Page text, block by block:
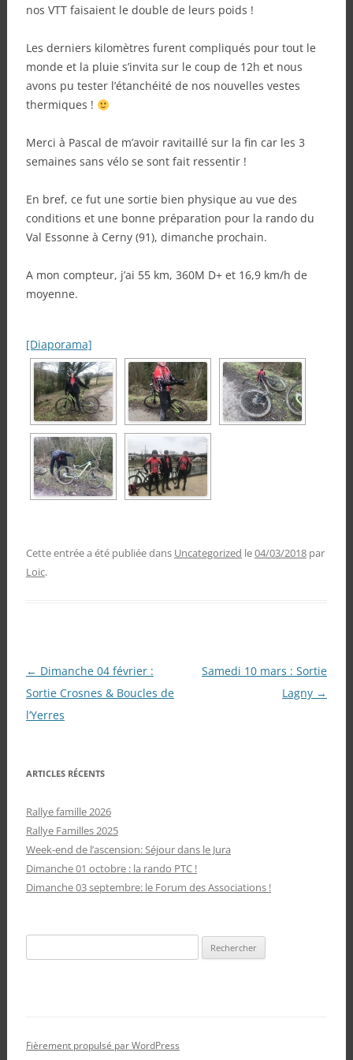
nos VTT faisaient le double de leurs poids !
Les derniers kilomètres furent compliqués pour tout le
monde et la pluie s’invita sur le coup de 12h et nous
avons pu tester l’étanchéité de nos nouvelles vestes
thermiques !
Merci à Pascal de m’avoir ravitaillé sur la fin car les 3
semaines sans vélo se sont fait ressentir !
En bref, ce fut une sortie bien physique au vue des
conditions et une bonne préparation pour la rando du
Val Essonne à Cerny (91), dimanche prochain.
A mon compteur, j’ai 55 km, 360M D+ et 16,9 km/h de
moyenne.
[Diaporama]
Cette entrée a été publiée dans Uncategorized le04/03/2018 par
Loic.
Navigation
des
articles
← Dimanche 04 février :
Sortie Crosnes & Boucles de
l’Yerres
Samedi 10 mars : Sortie
Lagny →
ARTICLES RÉCENTS
Rallye famille 2026
Rallye Familles 2025
Week-end de l’ascension: Séjour dans le Jura
Dimanche 01 octobre : la rando PTC !
Dimanche 03 septembre: le Forum des Associations !
Fièrement propulsé par WordPress